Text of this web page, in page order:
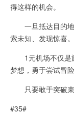
得这样的机会。
一旦抵达目的地
索未知、发现惊喜。
1元机场不仅是
梦想，勇于尝试冒险
只要敢于突破束
#35#